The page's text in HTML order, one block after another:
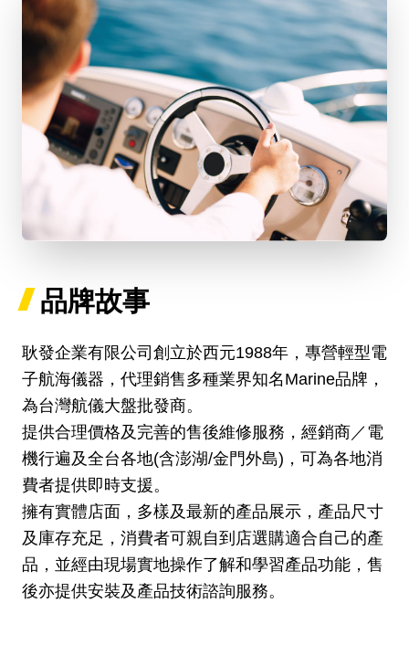
品牌故事
耿發企業有限公司創立於西元1988年，專營輕型電
子航海儀器，代理銷售多種業界知名Marine品牌，
為台灣航儀大盤批發商。
提供合理價格及完善的售後維修服務，經銷商／電
機行遍及全台各地(含澎湖/金門外島)，可為各地消
費者提供即時支援。
擁有實體店面，多樣及最新的產品展示，產品尺寸
及庫存充足，消費者可親自到店選購適合自己的產
品，並經由現場實地操作了解和學習產品功能，售
後亦提供安裝及產品技術諮詢服務。